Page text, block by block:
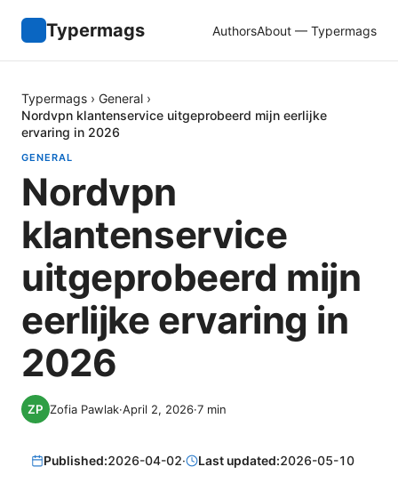
Typermags AuthorsAbout — Typermags
Typermags › General ›
Nordvpn klantenservice uitgeprobeerd mijn eerlijke
ervaring in 2026
GENERAL
Nordvpn
klantenservice
uitgeprobeerd mijn
eerlijke ervaring in
2026
Zofia Pawlak·April 2, 2026·7 min
Published:2026-04-02· Last updated:2026-05-10